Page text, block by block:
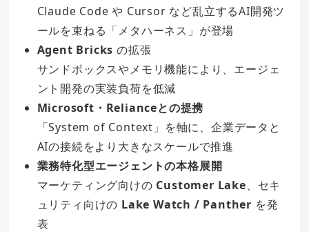
Claude Code や Cursor など乱立するAI開発ツ
ールを束ねる「メタハーネス」が登場
Agent Bricks の拡張
サンドボックスやメモリ機能により、エージェ
ント開発の実装負荷を低減
Microsoft・Relianceとの提携
「System of Context」を軸に、企業データと
AIの接続をより大きなスケールで推進
業務特化型エージェントの本格展開
マーケティング向けの Customer Lake、セキ
ュリティ向けの Lake Watch / Panther を発
表